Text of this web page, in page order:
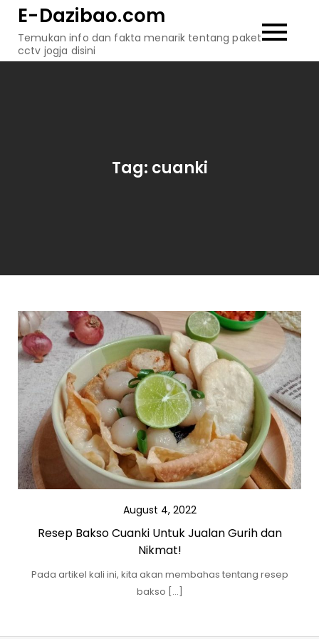
content
E-Dazibao.com
Temukan info dan fakta menarik tentang paket
cctv jogja disini
Tag: cuanki
August 4, 2022
Resep Bakso Cuanki Untuk Jualan Gurih dan
Nikmat!
Pada artikel kali ini, kita akan membahas tentang resep
bakso […]